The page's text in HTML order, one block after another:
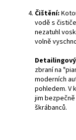
Čištění:
vodě s
nezatuhl
volně
zbraní na
moderních
pohledem. V
jim
škrábanců.